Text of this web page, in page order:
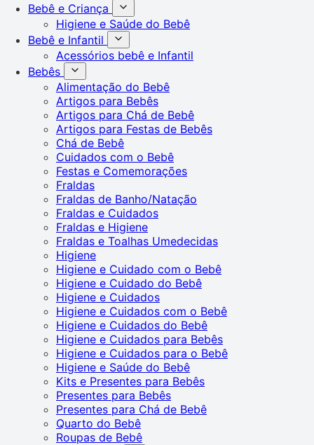
Bebê e Criança
Higiene e Saúde do Bebê
Bebê e Infantil
Acessórios bebê e Infantil
Bebês
Alimentação do Bebê
Artigos para Bebês
Artigos para Chá de Bebê
Artigos para Festas de Bebês
Chá de Bebê
Cuidados com o Bebê
Festas e Comemorações
Fraldas
Fraldas de Banho/Natação
Fraldas e Cuidados
Fraldas e Higiene
Fraldas e Toalhas Umedecidas
Higiene
Higiene e Cuidado com o Bebê
Higiene e Cuidado do Bebê
Higiene e Cuidados
Higiene e Cuidados com o Bebê
Higiene e Cuidados do Bebê
Higiene e Cuidados para Bebês
Higiene e Cuidados para o Bebê
Higiene e Saúde do Bebê
Kits e Presentes para Bebês
Presentes para Bebês
Presentes para Chá de Bebê
Quarto do Bebê
Roupas de Bebê